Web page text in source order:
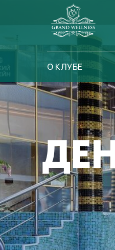
О КЛУБЕ